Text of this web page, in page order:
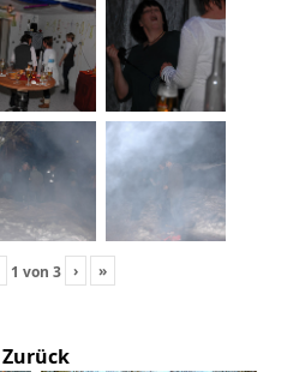
1 von 3 › »
Zurück